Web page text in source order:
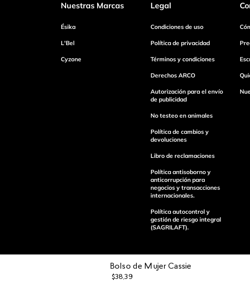
Bolso de Mujer Cassie
$38,39
Tu nombre
Dirección de email
Nuestras Marcas
Ésika
L'Bel
Cyzone
Legal
Condiciones de uso
Política de privacidad
Términos y condiciones
Derechos ARCO
Autorización para el envío
de publicidad
No testeo en animales
Política de cambios y
devoluciones
Libro de reclamaciones
Política antisoborno y
anticorrupción para
negocios y transacciones
internacionales.
Política autocontrol y
gestión de riesgo integral
(SAGRILAFT).
Pagos 100%